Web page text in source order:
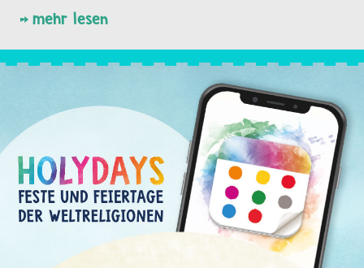
mehr lesen